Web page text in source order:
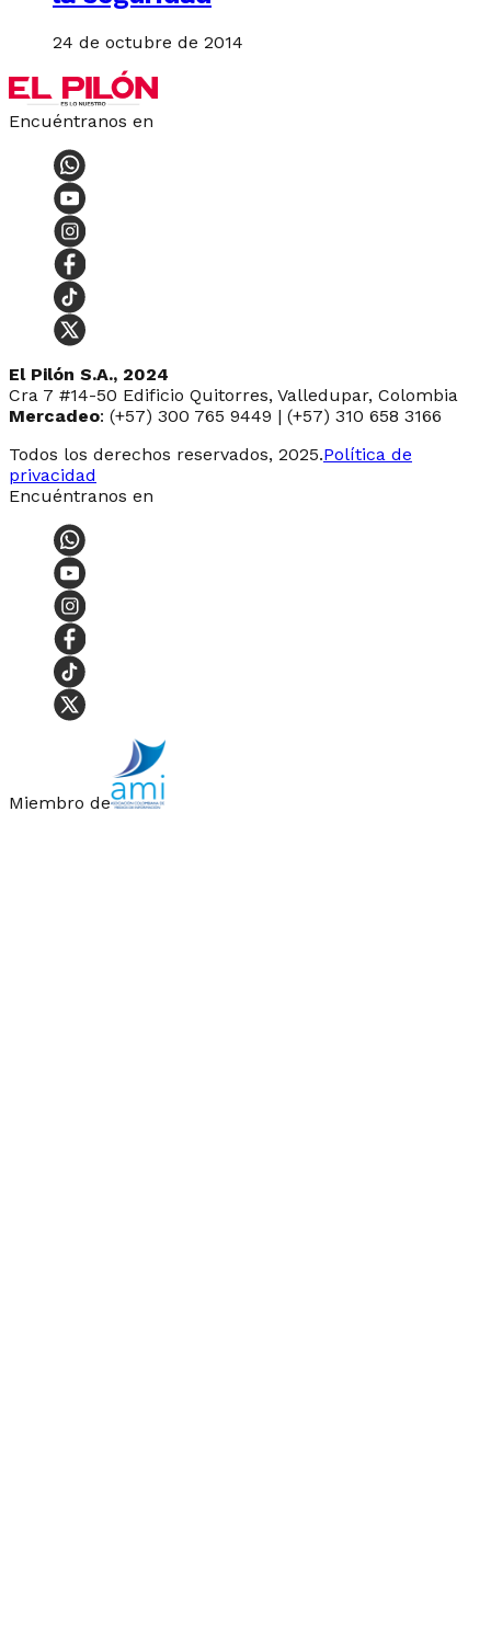
24 de octubre de 2014
Encuéntranos en
El Pilón S.A., 2024
Cra 7 #14-50 Edificio Quitorres, Valledupar, Colombia
Mercadeo: (+57) 300 765 9449 | (+57) 310 658 3166
Todos los derechos reservados, 2025.Política de
privacidad
Encuéntranos en
Miembro de